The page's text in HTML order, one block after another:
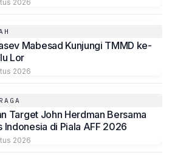
2026
Mabesad Kunjungi TMMD ke-
Lor
2026
Target John Herdman Bersama
Indonesia di Piala AFF 2026
2026